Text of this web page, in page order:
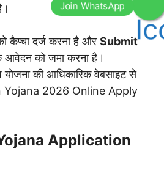
कैप्चा दर्ज करना है और Submit
को जमा करना है।
की आधिकारिक वेबसाइट से
Yojana 2026 Online Apply
Application